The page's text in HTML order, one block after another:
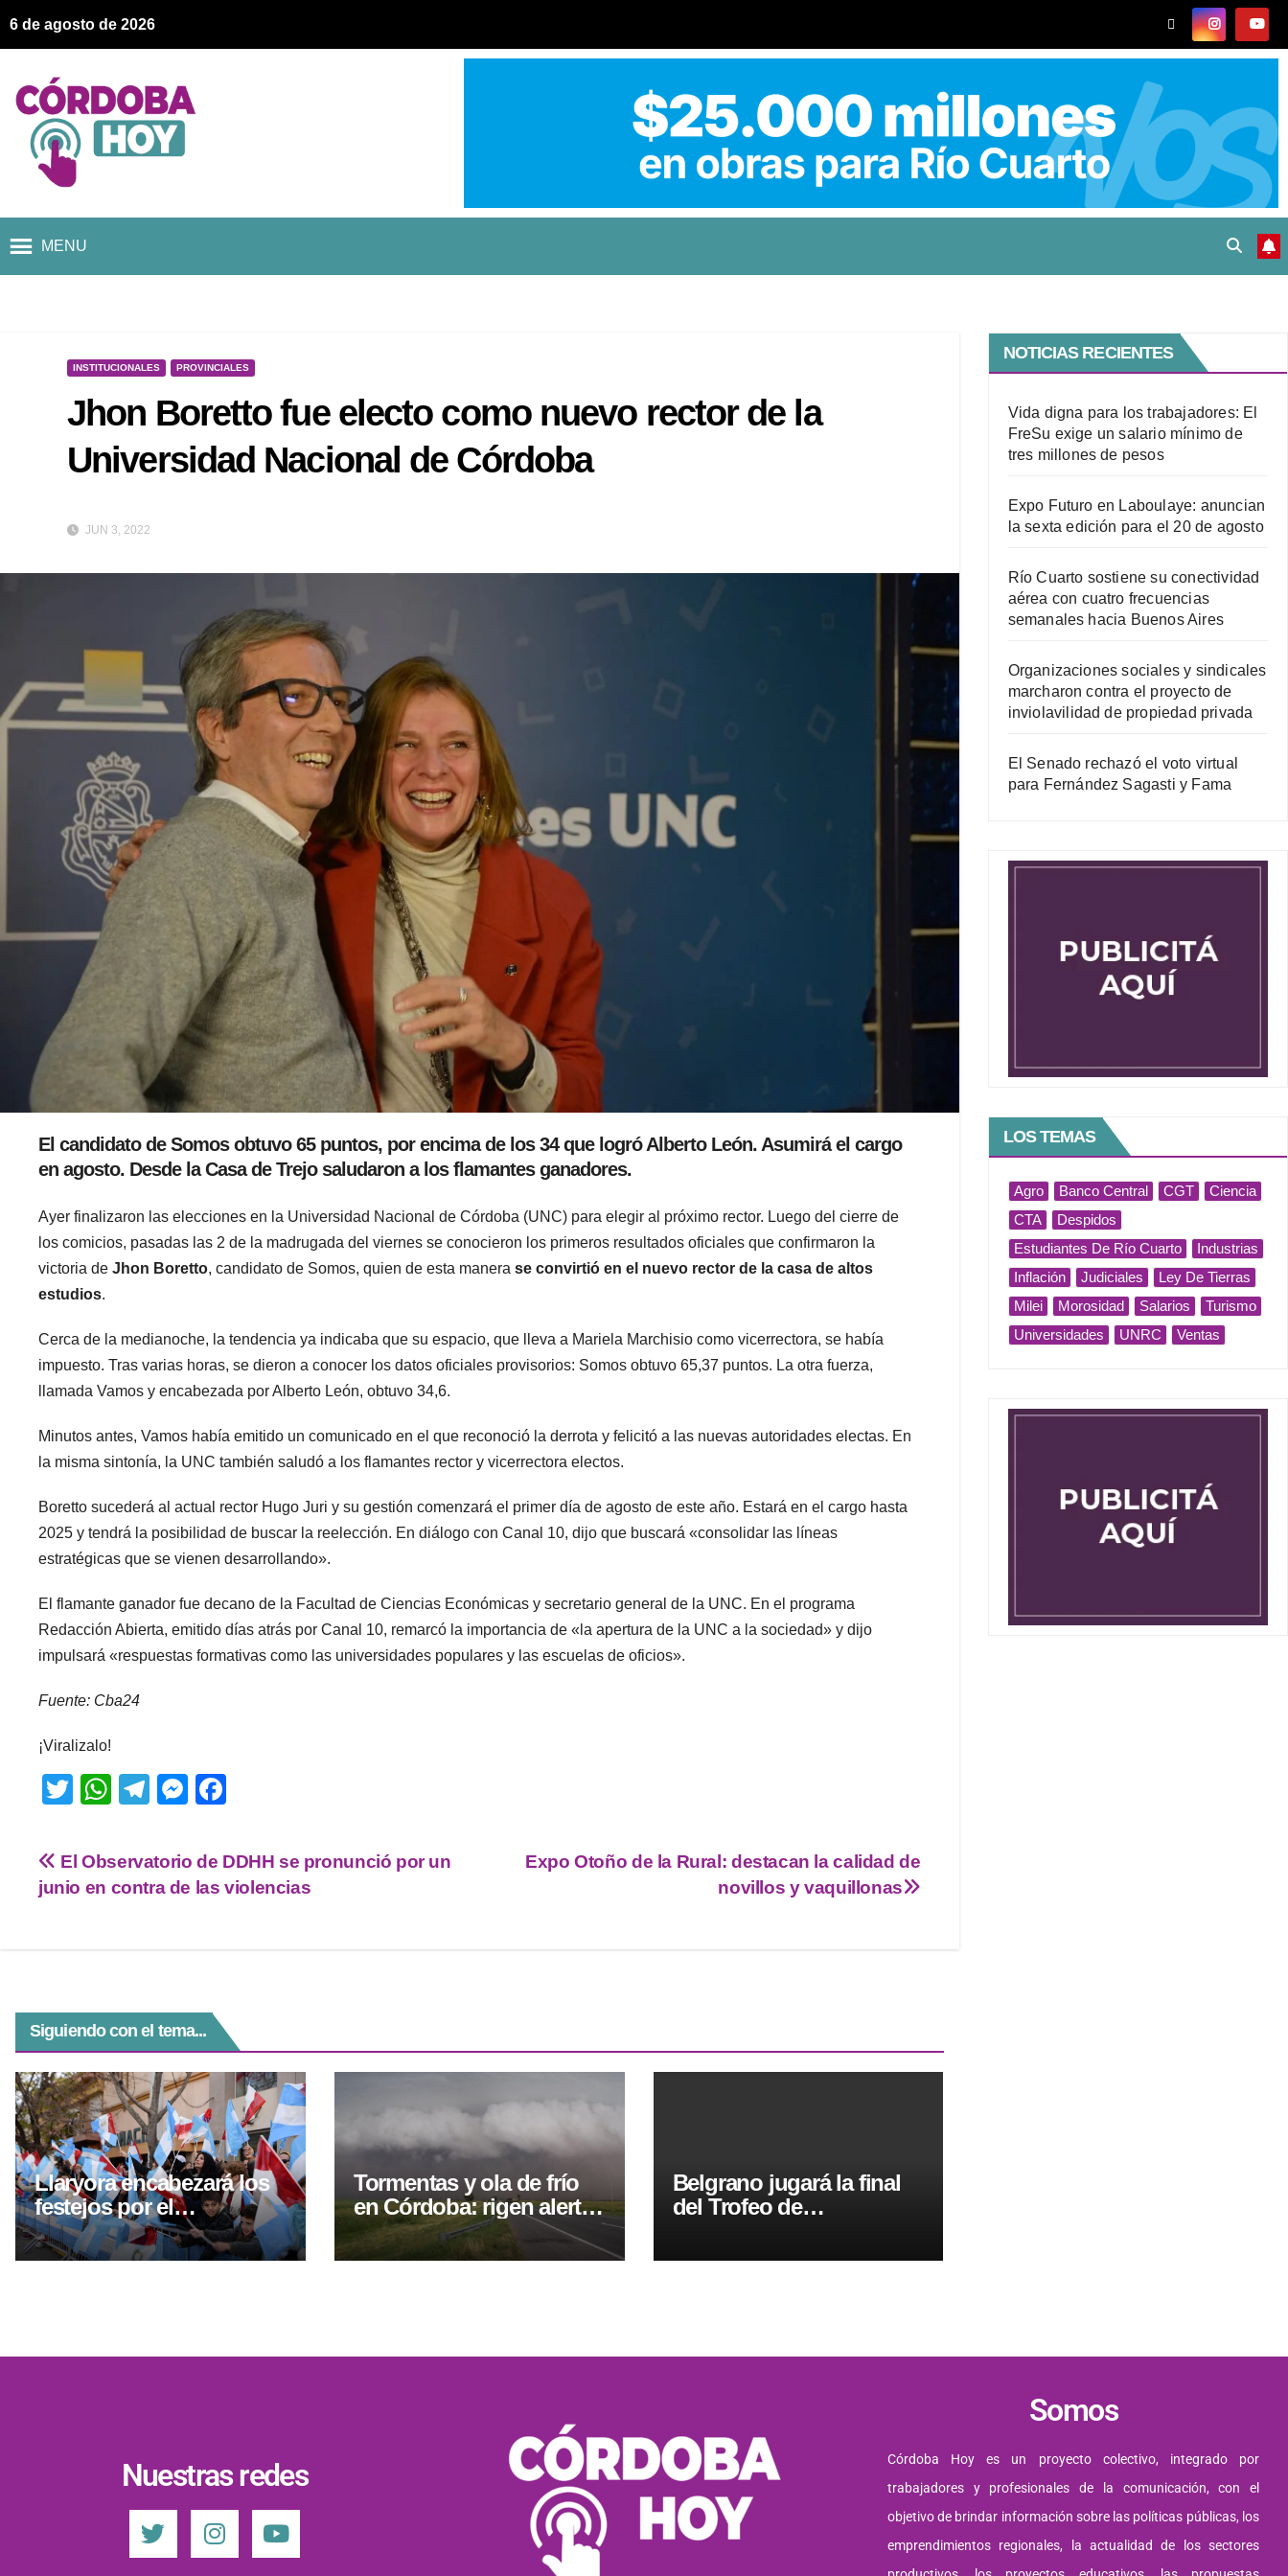
6 de agosto de 2026
MENU
INSTITUCIONALES PROVINCIALES
Jhon Boretto fue electo como nuevo rector de la
Universidad Nacional de Córdoba
JUN 3, 2022
El candidato de Somos obtuvo 65 puntos, por encima de los 34 que logró Alberto León. Asumirá el cargo
en agosto. Desde la Casa de Trejo saludaron a los flamantes ganadores.
Ayer finalizaron las elecciones en la Universidad Nacional de Córdoba (UNC) para elegir al próximo rector. Luego del cierre de
los comicios, pasadas las 2 de la madrugada del viernes se conocieron los primeros resultados oficiales que confirmaron la
victoria de Jhon Boretto, candidato de Somos, quien de esta manera se convirtió en el nuevo rector de la casa de altos
estudios.
Cerca de la medianoche, la tendencia ya indicaba que su espacio, que lleva a Mariela Marchisio como vicerrectora, se había
impuesto. Tras varias horas, se dieron a conocer los datos oficiales provisorios: Somos obtuvo 65,37 puntos. La otra fuerza,
llamada Vamos y encabezada por Alberto León, obtuvo 34,6.
Minutos antes, Vamos había emitido un comunicado en el que reconoció la derrota y felicitó a las nuevas autoridades electas. En
la misma sintonía, la UNC también saludó a los flamantes rector y vicerrectora electos.
Boretto sucederá al actual rector Hugo Juri y su gestión comenzará el primer día de agosto de este año. Estará en el cargo hasta
2025 y tendrá la posibilidad de buscar la reelección. En diálogo con Canal 10, dijo que buscará «consolidar las líneas
estratégicas que se vienen desarrollando».
El flamante ganador fue decano de la Facultad de Ciencias Económicas y secretario general de la UNC. En el programa
Redacción Abierta, emitido días atrás por Canal 10, remarcó la importancia de «la apertura de la UNC a la sociedad» y dijo
impulsará «respuestas formativas como las universidades populares y las escuelas de oficios».
Fuente: Cba24
¡Viralizalo!
T
tt
er
W
at
s
T
e
gr
M
ss
e
c
e
Expo Otoño de la Rural: destacan la calidad de
novillos y vaquillonas
El Observatorio de DDHH se pronunció por un
junio en contra de las violencias
Siguiendo con el tema...
Llaryora encabezará los
festejos por el
aniversario de Villa del
Totoral con obras y una
Tormentas y ola de frío
en Córdoba: rigen alertas
amarilla y naranja
Belgrano jugará la final
del Trofeo de
Kempes
NOTICIAS RECIENTES
Vida digna para los trabajadores: El
FreSu exige un salario mínimo de
tres millones de pesos
Expo Futuro en Laboulaye: anuncian
la sexta edición para el 20 de agosto
Río Cuarto sostiene su conectividad
aérea con cuatro frecuencias
semanales hacia Buenos Aires
Organizaciones sociales y sindicales
marcharon contra el proyecto de
inviolavilidad de propiedad privada
El Senado rechazó el voto virtual
para Fernández Sagasti y Fama
LOS TEMAS
Agro Banco Central CGT
Ciencia
CTA
Despidos
Estudiantes De Río Cuarto
Industrias
Inflación
Judiciales
Ley De Tierras
Milei
Morosidad Salarios
Turismo
Universidades
UNRC Ventas
Nuestras redes
Somos
Córdoba Hoy es un proyecto colectivo, integrado por
trabajadores y profesionales de la comunicación, con el
objetivo de brindar información sobre las políticas públicas, los
emprendimientos regionales, la actualidad de los sectores